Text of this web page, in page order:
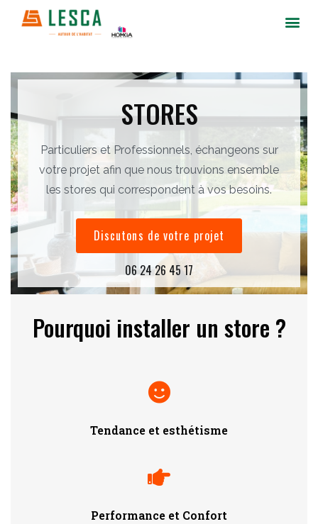
STORES
Particuliers et Professionnels, échangeons sur
votre projet afin que nous trouvions ensemble
les stores qui correspondent à vos besoins.
Discutons de votre projet
06 24 26 45 17
Pourquoi installer un store ?
Tendance et esthétisme
Performance et Confort